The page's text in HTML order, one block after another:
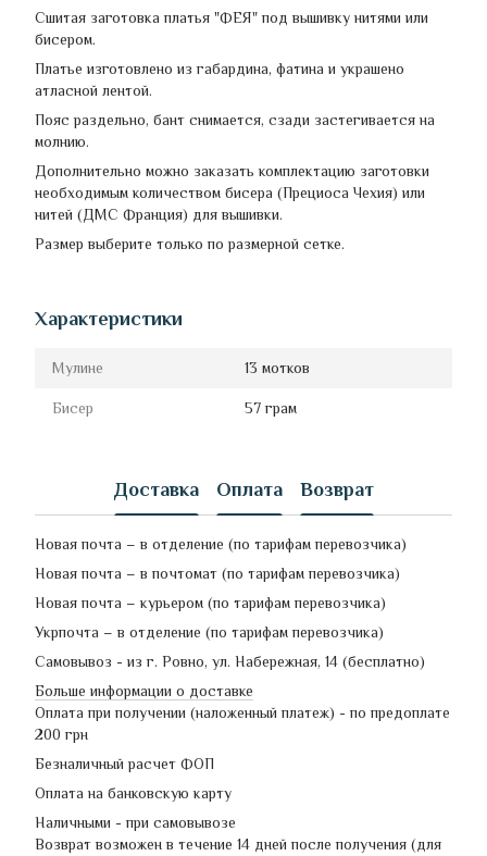
Сшитая заготовка платья "ФЕЯ" под вышивку нитями или
бисером.
Платье изготовлено из габардина, фатина и украшено
атласной лентой.
Пояс раздельно, бант снимается, сзади застегивается на
молнию.
Дополнительно можно заказать комплектацию заготовки
необходимым количеством бисера (Прециоса Чехия) или
нитей (ДМС Франция) для вышивки.
Размер выберите только по размерной сетке.
Характеристики
Мулине 13 мотков
Бисер 57 грам
Доставка Оплата Возврат
Новая почта – в отделение (по тарифам перевозчика)
Новая почта – в почтомат (по тарифам перевозчика)
Новая почта – курьером (по тарифам перевозчика)
Укрпочта – в отделение (по тарифам перевозчика)
Самовывоз - из г. Ровно, ул. Набережная, 14 (бесплатно)
Больше информации о доставке
Оплата при получении (наложенный платеж) - по предоплате
200 грн
Безналичный расчет ФОП
Оплата на банковскую карту
Наличными - при самовывозе
Возврат возможен в течение 14 дней после получения (для